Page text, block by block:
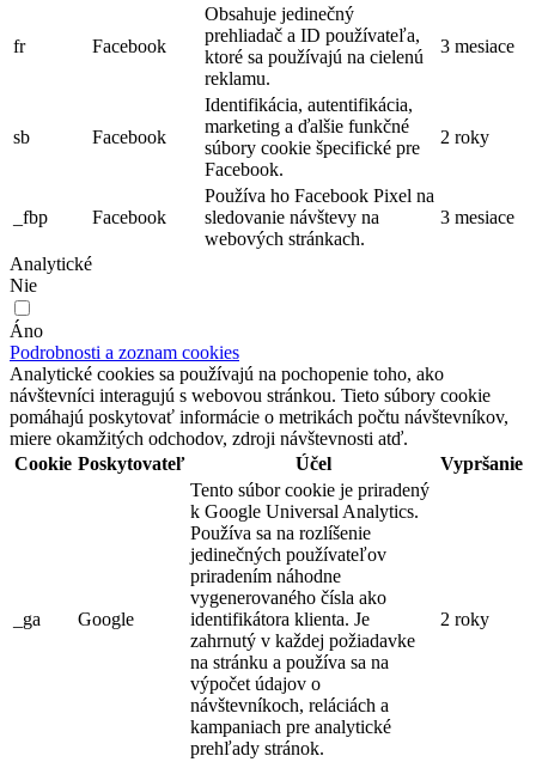
fr Facebook
Obsahuje jedinečný
prehliadač a ID používateľa,
ktoré sa používajú na cielenú
reklamu.
3 mesiace
sb Facebook
Identifikácia, autentifikácia,
marketing a ďalšie funkčné
súbory cookie špecifické pre
Facebook.
2 roky
_fbp Facebook
Používa ho Facebook Pixel na
sledovanie návštevy na
webových stránkach.
3 mesiace
Analytické
Nie
Áno
Podrobnosti a zoznam cookies
Analytické cookies sa používajú na pochopenie toho, ako
návštevníci interagujú s webovou stránkou. Tieto súbory cookie
pomáhajú poskytovať informácie o metrikách počtu návštevníkov,
miere okamžitých odchodov, zdroji návštevnosti atď.
Cookie Poskytovateľ Účel Vypršanie
_ga Google
Tento súbor cookie je priradený
k Google Universal Analytics.
Používa sa na rozlíšenie
jedinečných používateľov
priradením náhodne
vygenerovaného čísla ako
identifikátora klienta. Je
zahrnutý v každej požiadavke
na stránku a používa sa na
výpočet údajov o
návštevníkoch, reláciách a
kampaniach pre analytické
prehľady stránok.
2 roky